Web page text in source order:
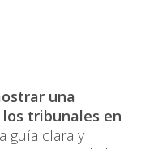
una
tribunales en
guía clara y